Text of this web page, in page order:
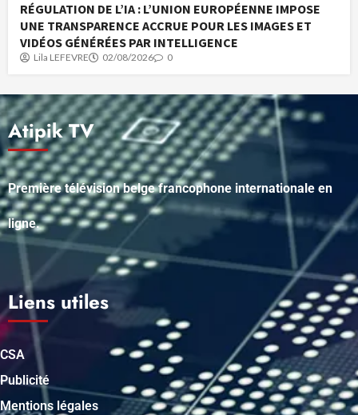
RÉGULATION DE L’IA : L’UNION EUROPÉENNE IMPOSE
UNE TRANSPARENCE ACCRUE POUR LES IMAGES ET
VIDÉOS GÉNÉRÉES PAR INTELLIGENCE
Lila LEFEVRE 02/08/2026 0
Atipik TV
Première télévision belge francophone internationale en
ligne.
Liens utiles
CSA
Publicité
Mentions légales